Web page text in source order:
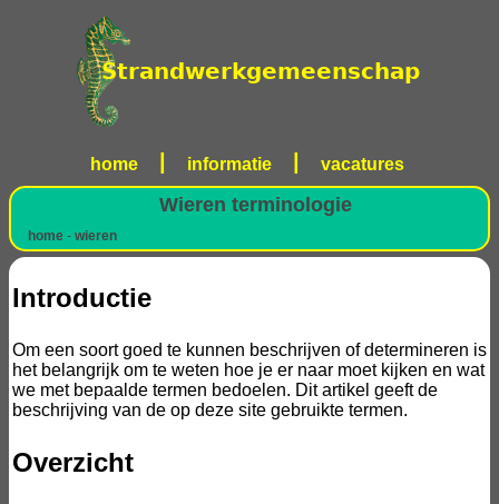
home informatie vacatures
Wieren terminologie
home - wieren
Introductie
Om een soort goed te kunnen beschrijven of determineren is
het belangrijk om te weten hoe je er naar moet kijken en wat
we met bepaalde termen bedoelen. Dit artikel geeft de
beschrijving van de op deze site gebruikte termen.
Overzicht